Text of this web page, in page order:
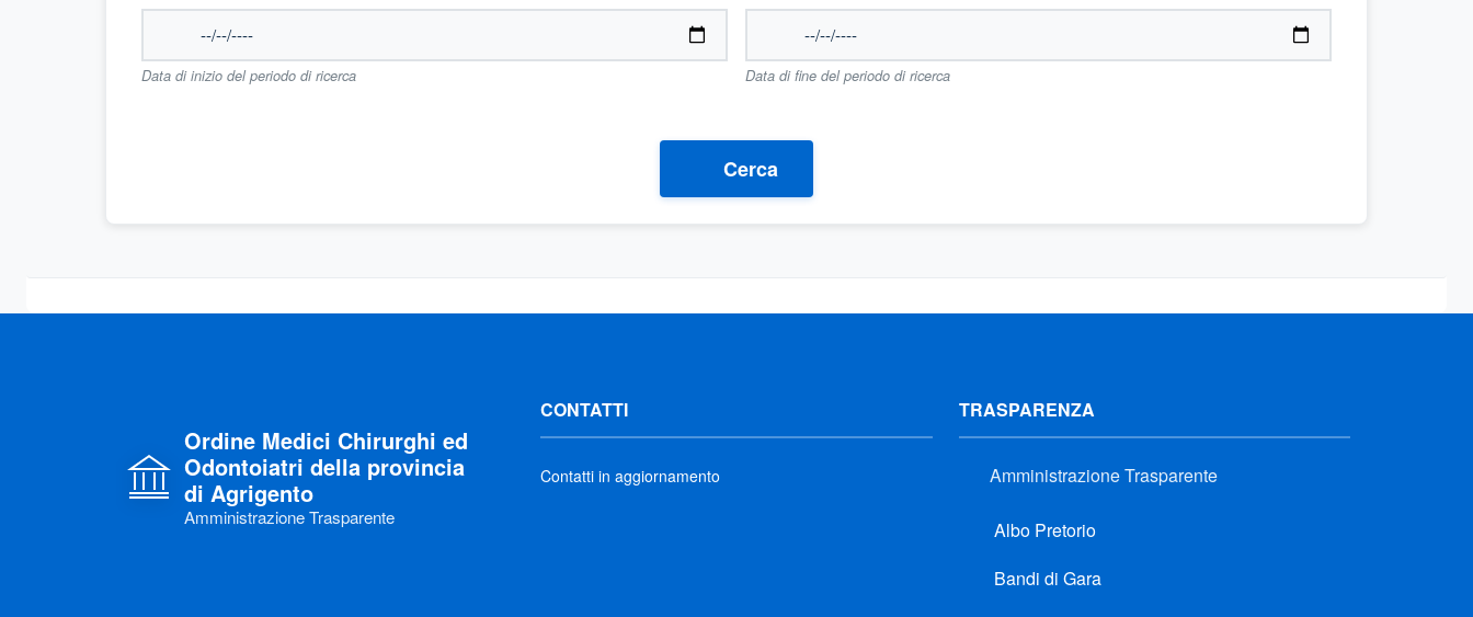
Data di inizio del periodo di ricerca Data di fine del periodo di ricerca
Cerca
Ordine Medici Chirurghi ed
Odontoiatri della provincia
di Agrigento
Amministrazione Trasparente
CONTATTI
Contatti in aggiornamento
TRASPARENZA
Amministrazione Trasparente
Albo Pretorio
Bandi di Gara